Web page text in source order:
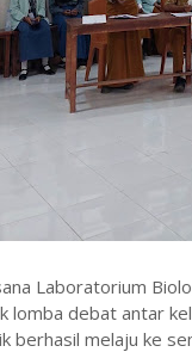
Laboratorium
lomba debat antar
berhasil melaju ke